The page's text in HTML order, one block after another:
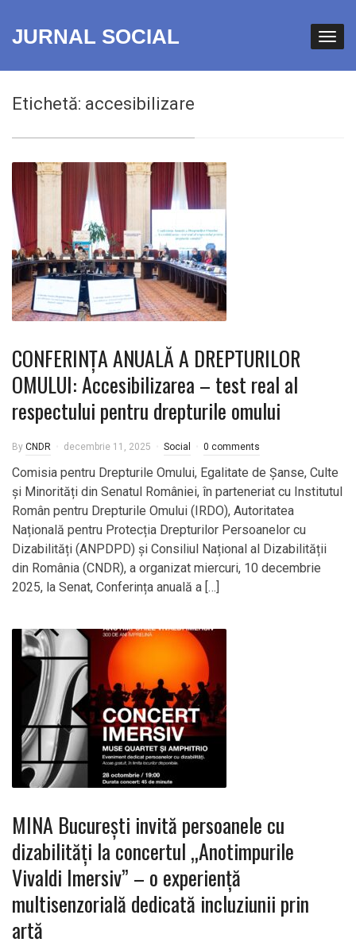
JURNAL SOCIAL
Etichetă: accesibilizare
CONFERINȚA ANUALĂ A DREPTURILOR
OMULUI: Accesibilizarea – test real al
respectului pentru drepturile omului
By CNDR decembrie 11, 2025 Social 0 comments
Comisia pentru Drepturile Omului, Egalitate de Șanse, Culte
și Minorități din Senatul României, în parteneriat cu Institutul
Român pentru Drepturile Omului (IRDO), Autoritatea
Națională pentru Protecția Drepturilor Persoanelor cu
Dizabilități (ANPDPD) și Consiliul Național al Dizabilității
din România (CNDR), a organizat miercuri, 10 decembrie
2025, la Senat, Conferința anuală a […]
MINA București invită persoanele cu
dizabilități la concertul „Anotimpurile
Vivaldi Imersiv” – o experiență
multisenzorială dedicată incluziunii prin
artă